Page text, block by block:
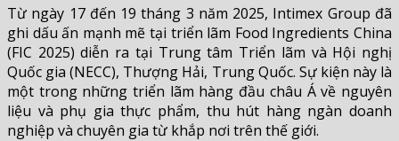
Từ ngày 17 đến 19 tháng 3 năm 2025, Intimex Group đã
ghi dấu ấn mạnh mẽ tại triển lãm Food Ingredients China
(FIC 2025) diễn ra tại Trung tâm Triển lãm và Hội nghị
Quốc gia (NECC), Thượng Hải, Trung Quốc. Sự kiện này là
một trong những triển lãm hàng đầu châu Á về nguyên
liệu và phụ gia thực phẩm, thu hút hàng ngàn doanh
nghiệp và chuyên gia từ khắp nơi trên thế giới.